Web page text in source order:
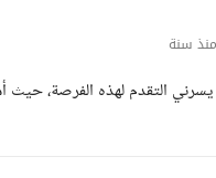
منذ سنة